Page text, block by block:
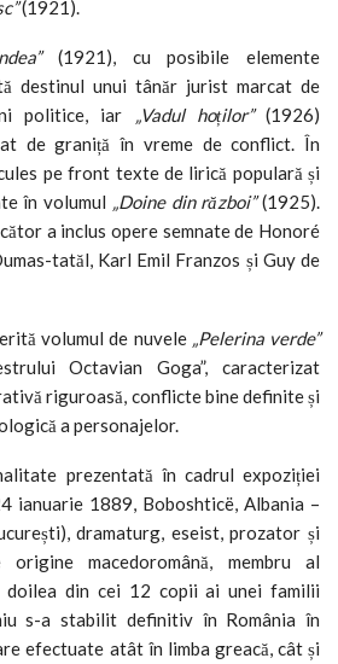
(1921).
(1921), cu posibile elemente
destinul unui tânăr jurist marcat de
politice, iar „Vadul hoților”(1926)
de graniță în vreme de conflict. În
pe front texte de lirică populară și
în volumul „Doine din război”(1925).
a inclus opere semnate de Honoré
tatăl, Karl Emil Franzos și Guy de
volumul de nuvele „Pelerina verde”
Octavian Goga”, caracterizat
riguroasă, conflicte bine definite și
a personajelor.
prezentată în cadrul expoziției
ianuarie 1889, Boboshticë, Albania –
dramaturg, eseist, prozator și
macedoromână, membru al
doilea din cei 12 copii ai unei familii
s-a stabilit definitiv în România în
efectuate atât în limba greacă, cât și